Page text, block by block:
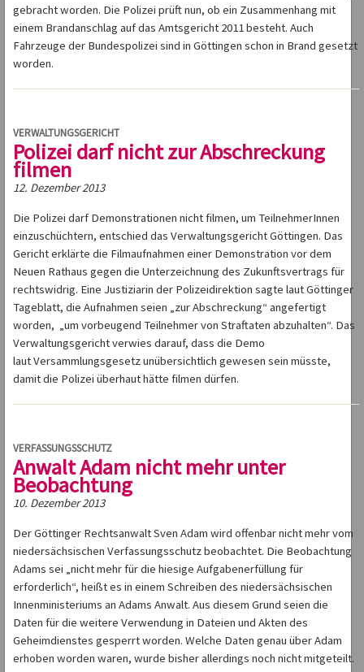
gebracht worden. Die Polizei prüft nun, ob ein Zusammenhang mit
einem Brandanschlag auf das Amtsgericht 2011 besteht. Auch
Fahrzeuge der Bundespolizei sind in Göttingen schon in Brand gesetzt
worden.
VERWALTUNGSGERICHT
Polizei darf nicht zur Abschreckung
filmen
12. Dezember 2013
Die Polizei darf Demonstrationen nicht filmen, um TeilnehmerInnen
einzuschüchtern, entschied das Verwaltungsgericht Göttingen. Das
Gericht erklärte die Filmaufnahmen einer Demonstration vor dem
Neuen Rathaus gegen die Unterzeichnung des Zukunftsvertrags für
rechtswidrig. Eine Justiziarin der Polizeidirektion sagte laut Göttinger
Tageblatt, die Aufnahmen seien „zur Abschreckung“ angefertigt
worden, „um vorbeugend Teilnehmer von Straftaten abzuhalten“. Das
Verwaltungsgericht verwies darauf, dass die Demo
laut Versammlungsgesetz unübersichtlich gewesen sein müsste,
damit die Polizei überhaut hätte filmen dürfen.
VERFASSUNGSSCHUTZ
Anwalt Adam nicht mehr unter
Beobachtung
10. Dezember 2013
Der Göttinger Rechtsanwalt Sven Adam wird offenbar nicht mehr vom
niedersächsischen Verfassungsschutz beobachtet. Die Beobachtung
Adams sei „nicht mehr für die hiesige Aufgabenerfüllung für
erforderlich“, heißt es in einem Schreiben des niedersächsischen
Innenministeriums an Adams Anwalt. Aus diesem Grund seien die
Daten für die weitere Verwendung in Dateien und Akten des
Geheimdienstes gesperrt worden. Welche Daten genau über Adam
erhoben worden waren, wurde bisher allerdings noch nicht mitgeteilt.